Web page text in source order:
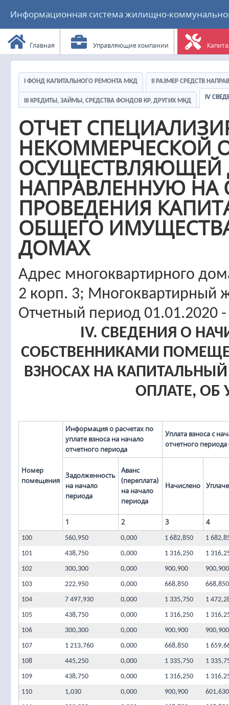
Информационная система жилищно-
Главная Управляющие компании
I ФОНД КАПИТАЛЬНОГО РЕМОНТА МКД II РАЗМЕР СРЕДСТВ
III КРЕДИТЫ, ЗАЙМЫ, СРЕДСТВА ФОНДОВ КР, ДРУГИХ МКД
IV
ОТЧЕТ
НЕКОММЕРЧЕСКОЙ
ОСУЩЕСТВЛЯЮЩЕЙ
НАПРАВЛЕННУЮ НА
ПРОВЕДЕНИЯ
ОБЩЕГО
ДОМАХ
Адрес многоквартирного
2 корп. 3; Многоквартирный
Отчетный период 01.01.2020
IV. СВЕДЕНИЯ О
СОБСТВЕННИКАМИ
ВЗНОСАХ НА
ОПЛАТЕ, ОБ
Номер
помещения
Информация о расчетах по
уплате взноса на начало
отчетного периода
Уплата взноса с
отчетного
Задолженность
на начало
периода
Аванс
(переплата)
на начало
периода
Начислено
1 2 3 4
100 560,950 0,000 1 682,850
1
101
438,750 0,000 1 316,250
1
102
300,300 0,000 900,900
900,900
103
222,950 0,000 668,850
668,850
104
7 497,930 0,000 1 335,750
1
105
438,750 0,000 1 316,250
1
106
300,300 0,000 900,900
900,900
107
1 213,760 0,000 668,850
1
108
445,250 0,000 1 335,750
1
109
438,750 0,000 1 316,250
1
110
1,030 0,000 900,900
601,630